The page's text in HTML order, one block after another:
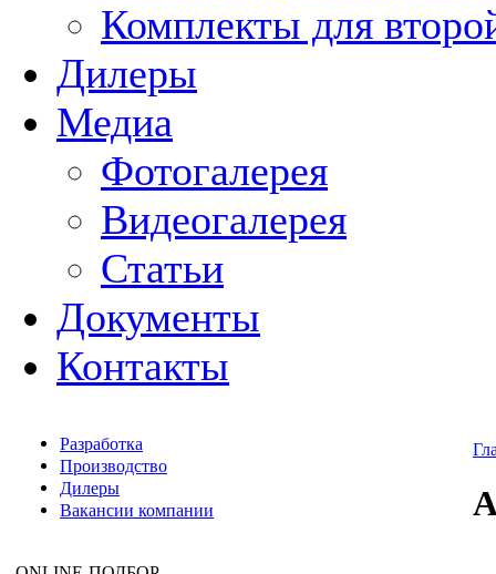
Комплекты для
Дилеры
Медиа
Фотогалерея
Видеогалерея
Статьи
Документы
Контакты
Разработка
Производство
Дилеры
Вакансии компании